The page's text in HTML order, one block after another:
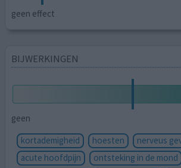
geen effect
BIJWERKINGEN
geen
kortademigheid
hoesten
nerveus
acute hoofdpijn
ontsteking in de mond